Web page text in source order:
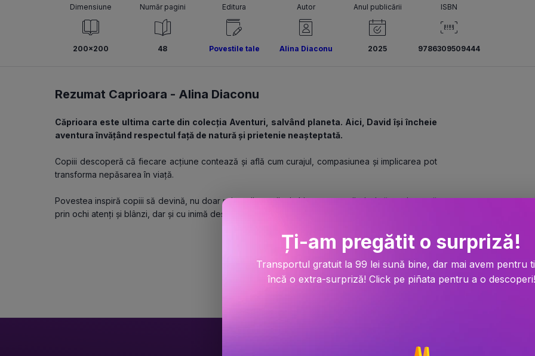
Dimensiune
200x200
Număr pagini
48
Editura
Povestile tale
Autor
Alina Diaconu
Anul publicării
2025
ISBN
9786309509444
Rezumat Caprioara - Alina Diaconu
Căprioara este ultima carte din colecția Aventuri, salvând planeta. Aici, David își încheie
aventura învățând respectul față de natură și prietenie neașteptată.
Copiii descoperă că fiecare acțiune contează și află cum curajul, compasiunea și implicarea pot
transforma nepăsarea în viață.
Povestea inspiră copiii să devină, nu doar prietenii naturii, ci chiar protectorii ei, și să o privească
prin ochi atenți și blânzi, dar și cu inimă deschisă.
Ți-am pregătit o surpriză!
Transportul gratuit la 99 lei sună bine, dar mai avem pentru
încă o extra-surpriză! Click pe piñata pentru a o descoperi!